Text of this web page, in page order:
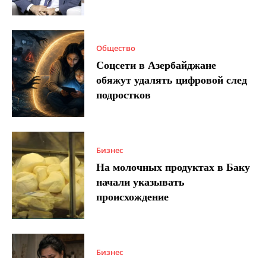
Общество
Соцсети в Азербайджане
обяжут удалять цифровой след
подростков
Бизнес
На молочных продуктах в Баку
начали указывать
происхождение
Бизнес